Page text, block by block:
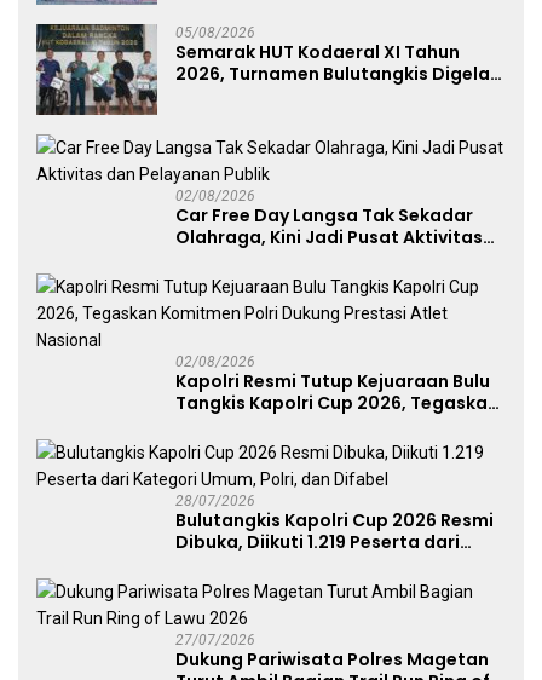
05/08/2026
Semarak HUT Kodaeral XI Tahun
2026, Turnamen Bulutangkis Digelar
02/08/2026
Car Free Day Langsa Tak Sekadar
Olahraga, Kini Jadi Pusat Aktivitas
02/08/2026
Kapolri Resmi Tutup Kejuaraan Bulu
Tangkis Kapolri Cup 2026, Tegaskan
Atlet Nasional
28/07/2026
Bulutangkis Kapolri Cup 2026 Resmi
Dibuka, Diikuti 1.219 Peserta dari
27/07/2026
Dukung Pariwisata Polres Magetan